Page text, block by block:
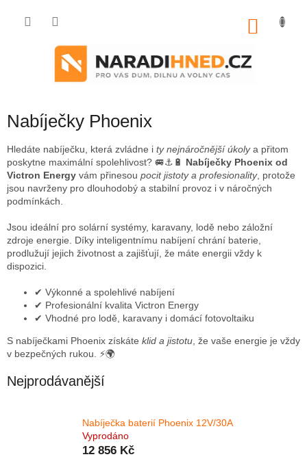
Nabíječky Phoenix
Hledáte nabíječku, která zvládne i ty nejnáročnější úkolya přitom
poskytne maximální spolehlivost? 🚐⚓🔋 Nabíječky Phoenix od
Victron Energy vám přinesou pocit jistoty a profesionality, protože
jsou navrženy pro dlouhodobý a stabilní provoz i v náročných
podmínkách.
Jsou ideální pro solární systémy, karavany, lodě nebo záložní
zdroje energie. Díky inteligentnímu nabíjení chrání baterie,
prodlužují jejich životnost a zajišťují, že máte energii vždy k
dispozici.
✔ Výkonné a spolehlivé nabíjení
✔ Profesionální kvalita Victron Energy
✔ Vhodné pro lodě, karavany i domácí fotovoltaiku
S nabíječkami Phoenix získáte klid a jistotu , že vaše energie je vždy
v bezpečných rukou. ⚡🌍
Nejprodávanější
Nabíječka baterií Phoenix 12V/30A
Vyprodáno
12 856 Kč